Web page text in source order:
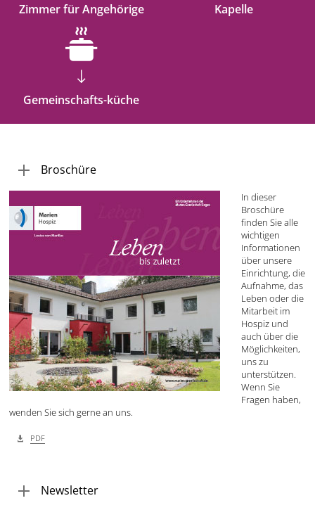
Zimmer für Angehörige Kapelle
Gemeinschafts-küche
Broschüre
In dieser
Broschüre
finden Sie alle
wichtigen
Informationen
über unsere
Einrichtung, die
Aufnahme, das
Leben oder die
Mitarbeit im
Hospiz und
auch über die
Möglichkeiten,
uns zu
unterstützen.
Wenn Sie
Fragen haben,
wenden Sie sich gerne an uns.
PDF
Newsletter